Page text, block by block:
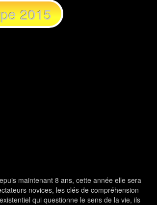
2015
maintenant 8 ans, cette année elle sera
novices, les clés de compréhension
qui questionne le sens de la vie, ils